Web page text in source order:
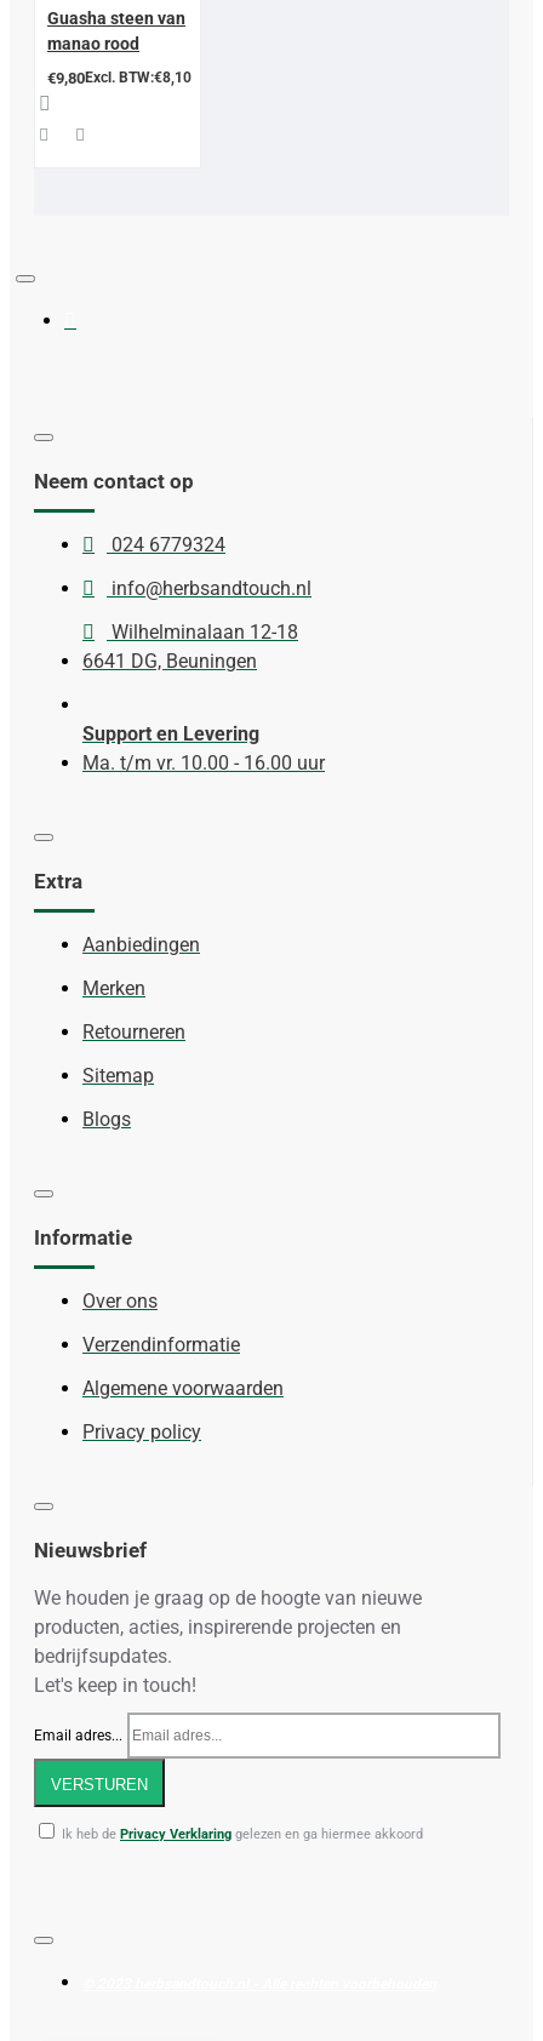
Guasha steen van
manao rood
€9,80Excl. BTW:€8,10
Neem contact op
024 6779324
info@herbsandtouch.nl
Wilhelminalaan 12-18
6641 DG, Beuningen
Support en Levering
Ma. t/m vr. 10.00 - 16.00 uur
Extra
Aanbiedingen
Merken
Retourneren
Sitemap
Blogs
Informatie
Over ons
Verzendinformatie
Algemene voorwaarden
Privacy policy
Nieuwsbrief
We houden je graag op de hoogte van nieuwe
producten, acties, inspirerende projecten en
bedrijfsupdates.
Let's keep in touch!
Email adres...
VERSTUREN
Ik heb de Privacy Verklaring gelezen en ga hiermee akkoord